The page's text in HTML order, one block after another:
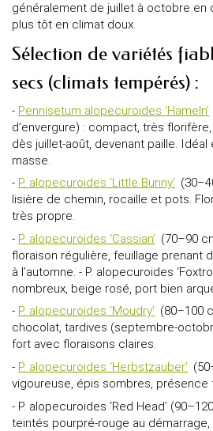
généralement de juillet à octobre en
plus tôt en climat doux.
Sélection de variétés
secs (climats tempérés) :
- Pennisetum alopecuroides ‘Hameln’
d’envergure) : compact, très
dès juillet-août, devenant paille.
masse.
- P. alopecuroides ‘Little Bunny’
lisière de chemin, rocaille et pots.
très propre.
- P. alopecuroides ‘Cassian’ (70–90
floraison régulière, feuillage prenant
à l’automne. - P. alopecuroides
nombreux, beige rosé, port bien
- P. alopecuroides ‘Moudry’ (80–100
chocolat, tardives (septembre-
fort avec floraisons claires.
- P. alopecuroides ‘Herbstzauber’
vigoureuse, épis sombres, présence
- P. alopecuroides ‘Red Head’
teintés pourpré-rouge au démarrage,